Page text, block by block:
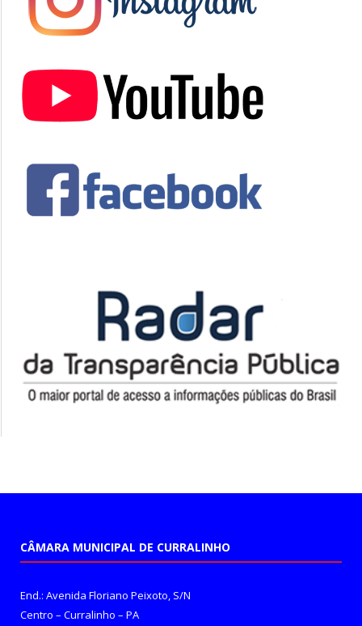
CÂMARA MUNICIPAL DE CURRALINHO
End.: Avenida Floriano Peixoto, S/N
Centro – Curralinho – PA